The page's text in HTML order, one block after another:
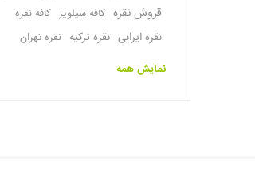
قروش نقره کافه سیلویر کافه نقره
نقره ایرانی نقره ترکیه نقره تهران
نمایش همه